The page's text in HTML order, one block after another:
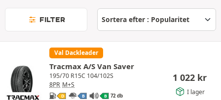
FILTER
Val Dackleader
Tracmax A/S Van Saver
195/70 R15C 104/102S
8PR M+S
D B B 72 db
1 022 kr
I lager